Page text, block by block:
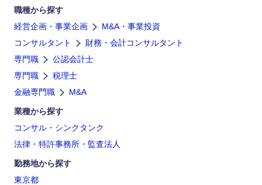
職種から探す
経営企画・事業企画
M&A・事業投資
コンサルタント
財務・会計コンサルタント
専門職
公認会計士
専門職
税理士
金融専門職
M&A
業種から探す
コンサル・シンクタンク
法律・特許事務所・監査法人
勤務地から探す
東京都
大分県 宮崎県
鹿児島県